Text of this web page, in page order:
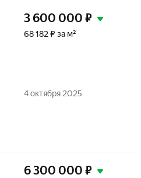
3 600 000 ₽
68 182 ₽ за м²
4 октября 2025
6 300 000 ₽